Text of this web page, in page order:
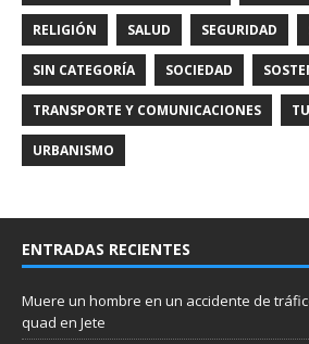
RELIGIÓN SALUD SEGURIDAD
SIN CATEGORÍA SOCIEDAD
TRANSPORTE Y COMUNICACIONES
URBANISMO
ENTRADAS RECIENTES
Muere un hombre en un accidente de
quad en Jete